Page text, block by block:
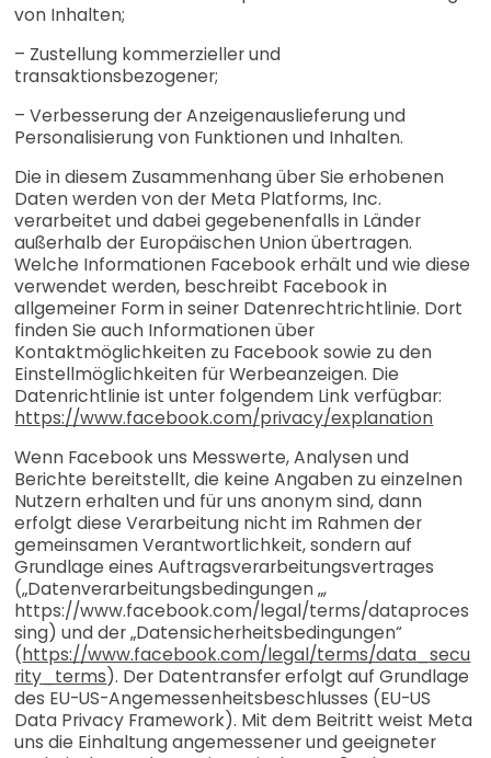
von Inhalten;
– Zustellung kommerzieller und
transaktionsbezogener;
– Verbesserung der Anzeigenauslieferung und
Personalisierung von Funktionen und Inhalten.
Die in diesem Zusammenhang über Sie erhobenen
Daten werden von der Meta Platforms, Inc.
verarbeitet und dabei gegebenenfalls in Länder
außerhalb der Europäischen Union übertragen.
Welche Informationen Facebook erhält und wie diese
verwendet werden, beschreibt Facebook in
allgemeiner Form in seiner Datenrechtrichtlinie. Dort
finden Sie auch Informationen über
Kontaktmöglichkeiten zu Facebook sowie zu den
Einstellmöglichkeiten für Werbeanzeigen. Die
Datenrichtlinie ist unter folgendem Link verfügbar:
https://www.facebook.com/privacy/explanation
Wenn Facebook uns Messwerte, Analysen und
Berichte bereitstellt, die keine Angaben zu einzelnen
Nutzern erhalten und für uns anonym sind, dann
erfolgt diese Verarbeitung nicht im Rahmen der
gemeinsamen Verantwortlichkeit, sondern auf
Grundlage eines Auftragsverarbeitungsvertrages
(„Datenverarbeitungsbedingungen „,
https://www.facebook.com/legal/terms/dataproces
sing) und der „Datensicherheitsbedingungen“
(https://www.facebook.com/legal/terms/data_secu
rity_terms). Der Datentransfer erfolgt auf Grundlage
des EU-US-Angemessenheitsbeschlusses (EU-US
Data Privacy Framework). Mit dem Beitritt weist Meta
uns die Einhaltung angemessener und geeigneter